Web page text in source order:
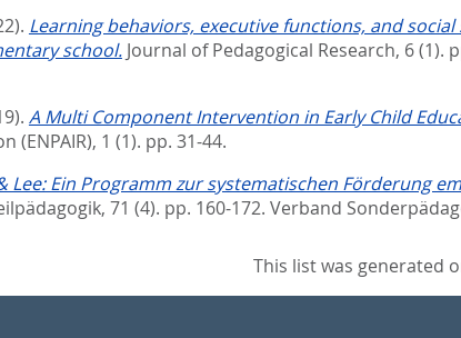
Learning behaviors, executive functions, and
school. Journal of Pedagogical Research, 6 (1).
A Multi Component Intervention in Early Child
1 (1). pp. 31-44.
Lee: Ein Programm zur systematischen Förderung
71 (4). pp. 160-172. Verband
This list was generated